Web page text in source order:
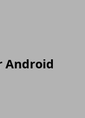
Android